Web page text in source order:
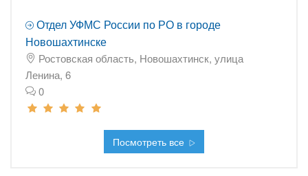
Отдел УФМС России по РО в городе
Новошахтинске
Ростовская область, Новошахтинск, улица
Ленина, 6
0
Посмотреть все